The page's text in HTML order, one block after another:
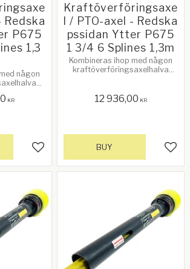
Redska
P675
1,3
någon
KR
Add to favorites
Kraftöverföringsaxe
l / PTO-axel - Redska
pssidan Ytter P675
1 3/4 6 Splines 1,3m
Kombineras ihop med någon
kraftöverföringsaxelhalva
12 936,00 KR
BUY